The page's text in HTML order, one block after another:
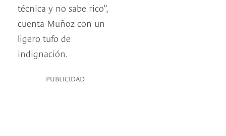
técnica y no sabe rico”,
cuenta Muñoz con un
ligero tufo de
indignación.
PUBLICIDAD